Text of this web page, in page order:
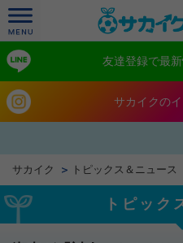
友達登録で最
サカイクの
サカイク トピックス＆ニュース
トピック